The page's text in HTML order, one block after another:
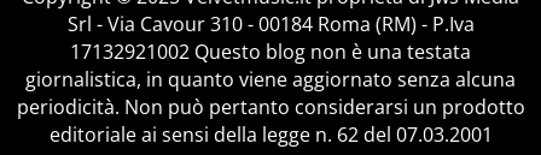
Srl - Via Cavour 310 - 00184 Roma (RM) - P.Iva
17132921002 Questo blog non è una testata
giornalistica, in quanto viene aggiornato senza alcuna
periodicità. Non può pertanto considerarsi un prodotto
editoriale ai sensi della legge n. 62 del 07.03.2001